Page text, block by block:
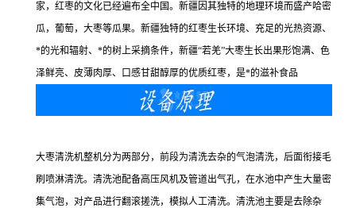
家，红枣的文化已经遍布全中国。新疆因其独特的地理环境而盛产哈密
瓜，葡萄，大枣等瓜果。新疆独特的红枣生长环境、充足的光热资源、
*的光和辐射、*的树上采摘条件，新疆“若羌”大枣生长出果形饱满、色
泽鲜亮、皮薄肉厚、口感甘甜醇厚的优质红枣，是*的滋补食品
大枣清洗机整机分为两部分，前段为清洗去杂的气泡清洗，后面衔接毛
刷喷淋清洗。清洗池配备高压风机及管道出气孔，在水池中产生大量密
集气泡，对产品进行翻滚搓洗，模拟人工清洗。清洗池主要是去除杂